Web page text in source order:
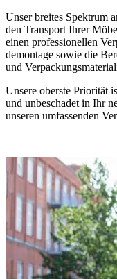
Unser breites Spektrum
den Transport Ihrer
einen professionellen
demontage sowie die
und
Unsere oberste Priorität
und unbeschadet in Ihr
unseren umfassenden